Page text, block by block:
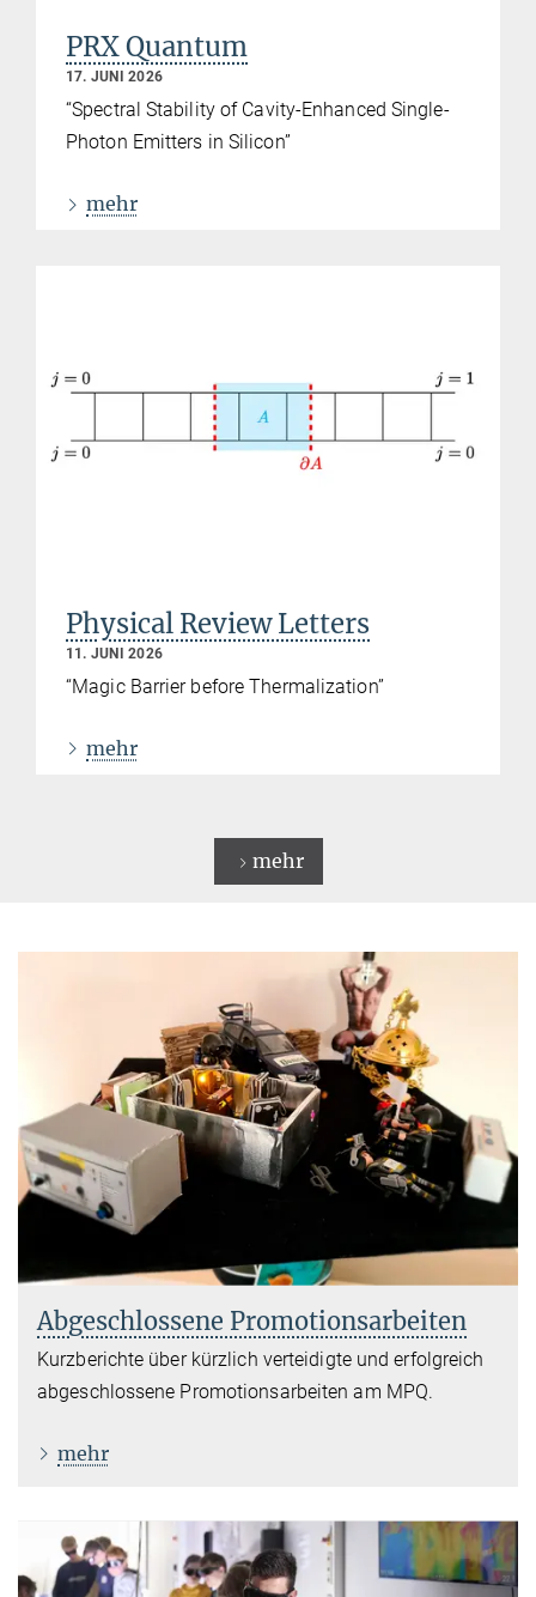
PRX Quantum
17. JUNI 2026
“Spectral Stability of Cavity-Enhanced Single-
Photon Emitters in Silicon”
mehr
Physical Review Letters
11. JUNI 2026
“Magic Barrier before Thermalization”
mehr
mehr
Abgeschlossene Promotionsarbeiten
Kurzberichte über kürzlich verteidigte und erfolgreich
abgeschlossene Promotionsarbeiten am MPQ.
mehr